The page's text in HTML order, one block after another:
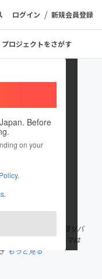
ログイン / 新規会員登録
プロジェクトをさがす
Before
on your
.
.
投稿しています
ェアハウス「三代目リバ
作 現在の活動のテーマは
もっと見る